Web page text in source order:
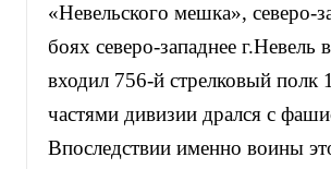
«Невельского мешка», северо-
боях северо-западнее
входил 756-й стрелковый полк
частями дивизии дрался с
Впоследствии именно воины